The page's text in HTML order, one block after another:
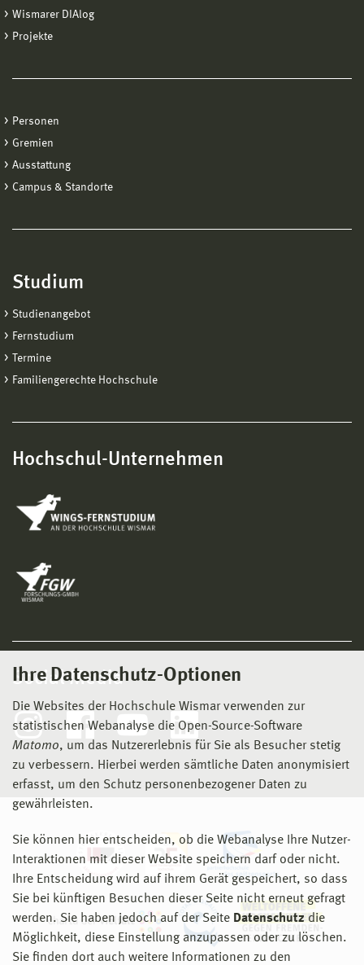
Ihre Datenschutz-Optionen
Die Websites der Hochschule Wismar verwenden zur
statistischen Webanalyse die Open-Source-Software
Matomo, um das Nutzererlebnis für Sie als Besucher stetig
zu verbessern. Hierbei werden sämtliche Daten anonymisiert
erfasst, um den Schutz personenbezogener Daten zu
gewährleisten.
Sie können hier entscheiden, ob die Webanalyse Ihre Nutzer-
Interaktionen mit dieser Website speichern darf oder nicht.
Ihre Entscheidung wird auf ihrem Gerät gespeichert, so dass
Sie bei künftigen Besuchen dieser Seite nicht erneut gefragt
werden. Sie haben jedoch auf der Seite Datenschutz die
Möglichkeit, diese Einstellung anzupassen oder zu löschen.
Sie finden dort auch weitere Informationen zu den
Wismarer DIAlog
Projekte
Personen
Gremien
Ausstattung
Campus & Standorte
Studium
Studienangebot
Fernstudium
Termine
Familiengerechte Hochschule
Hochschul-Unternehmen
Social Media